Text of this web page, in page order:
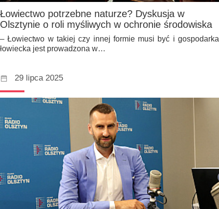
Łowiectwo potrzebne naturze? Dyskusja w
Olsztynie o roli myśliwych w ochronie środowiska
– Łowiectwo w takiej czy innej formie musi być i gospodarka
łowiecka jest prowadzona w…
29 lipca 2025